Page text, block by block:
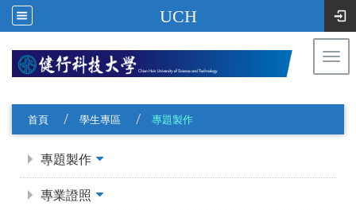
UCH
首頁
學生專區 專題製作
專題製作
專業證照